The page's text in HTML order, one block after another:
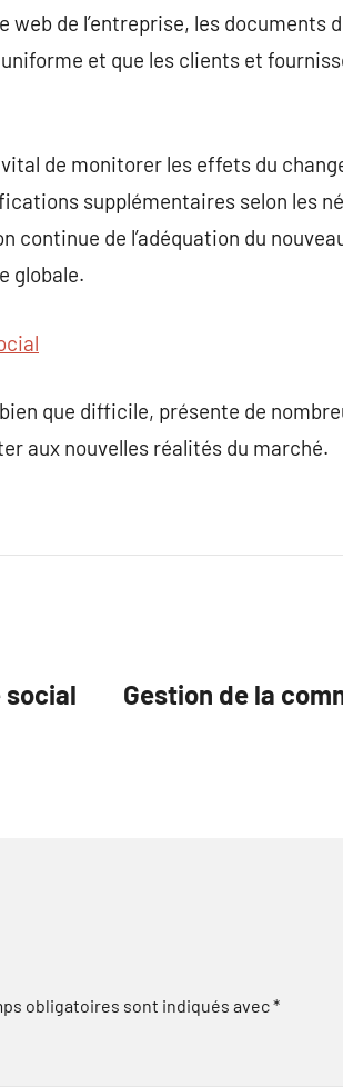
de l’entreprise, les documents
et que les clients et
de monitorer les effets du
supplémentaires selon les
continue de l’adéquation du
globale.
que difficile, présente de
aux nouvelles réalités du marché.
social
Gestion de la
obligatoires sont indiqués avec*